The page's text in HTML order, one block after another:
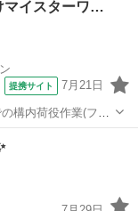
マイスターワ…
提携サイト 7月21日
構内荷役作業(フォ
た原料をフォークリ
業務・出荷指示書に